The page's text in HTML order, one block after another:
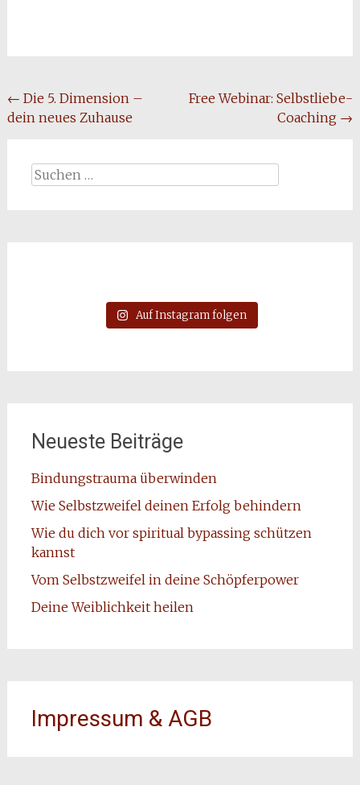
Beitragsnavigation
← Die 5. Dimension –
dein neues Zuhause
Free Webinar: Selbstliebe-
Coaching →
Suchen
Auf Instagram folgen
Neueste Beiträge
Bindungstrauma überwinden
Wie Selbstzweifel deinen Erfolg behindern
Wie du dich vor spiritual bypassing schützen
kannst
Vom Selbstzweifel in deine Schöpferpower
Deine Weiblichkeit heilen
Impressum & AGB